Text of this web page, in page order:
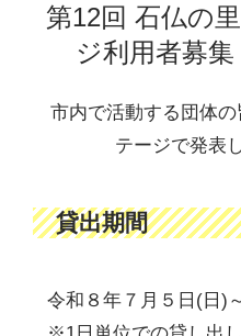
第12回 石仏の
ジ利用者募集
市内で活動する団体
テージで発表
貸出期間
令和８年７月５日(日)